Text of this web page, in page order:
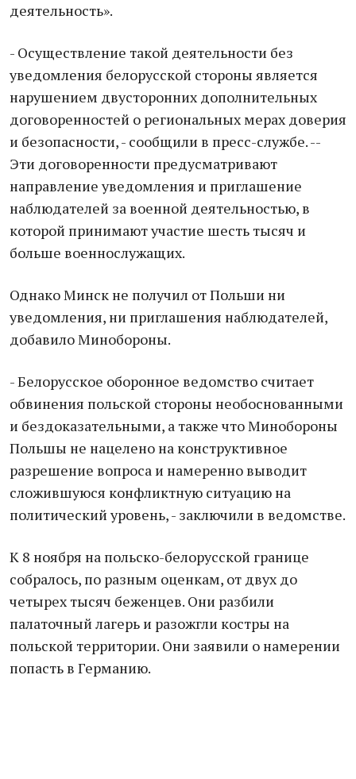
деятельность».
- Осуществление такой деятельности без
уведомления белорусской стороны является
нарушением двусторонних дополнительных
договоренностей о региональных мерах доверия
и безопасности, - сообщили в пресс-службе. --
Эти договоренности предусматривают
направление уведомления и приглашение
наблюдателей за военной деятельностью, в
которой принимают участие шесть тысяч и
больше военнослужащих.
Однако Минск не получил от Польши ни
уведомления, ни приглашения наблюдателей,
добавило Минобороны.
- Белорусское оборонное ведомство считает
обвинения польской стороны необоснованными
и бездоказательными, а также что Минобороны
Польшы не нацелено на конструктивное
разрешение вопроса и намеренно выводит
сложившуюся конфликтную ситуацию на
политический уровень, - заключили в ведомстве.
К 8 ноября на польско-белорусской границе
собралось, по разным оценкам, от двух до
четырех тысяч беженцев. Они разбили
палаточный лагерь и разожгли костры на
польской территории. Они заявили о намерении
попасть в Германию.